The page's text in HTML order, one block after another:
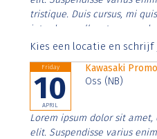
tristique. Duis cursus, mi
interdum nulla, ut
Aenean faucibus nibh et
Kies een locatie en
Friday
10
APRIL
Kawasaki
Oss (NB)
Lorem ipsum dolor sit
elit. Suspendisse varius